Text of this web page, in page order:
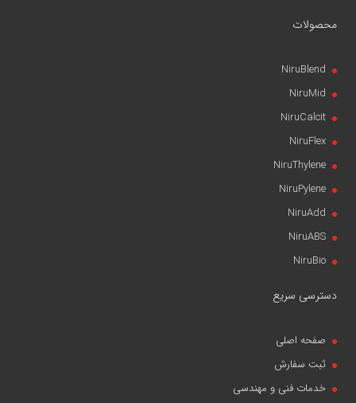
محصولات
NiruBlend
NiruMid
NiruCalcit
NiruFlex
NiruThylene
NiruPylene
NiruAdd
NiruABS
NiruBio
دسترسی سریع
صفحه اصلی
ثبت سفارش
خدمات فنی و مهندسی